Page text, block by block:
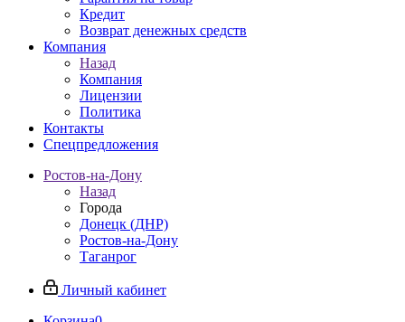
Кредит
Возврат денежных средств
Компания
Назад
Компания
Лицензии
Политика
Контакты
Спецпредложения
Ростов-на-Дону
Назад
Города
Донецк (ДНР)
Ростов-на-Дону
Таганрог
Личный кабинет